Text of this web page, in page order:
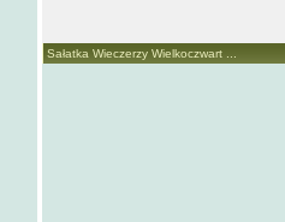
Sałatka Wieczerzy Wielkoczwart ...